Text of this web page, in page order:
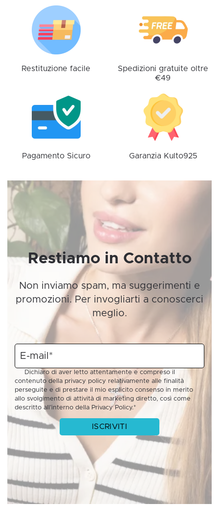
possono
essere
pagina
Restituzione facile
Spedizioni gratuite oltre
€49
Pagamento Sicuro Garanzia Kulto925
Restiamo in Contatto
Non inviamo spam, ma suggerimenti e
promozioni. Per invogliarti a conoscerci
meglio.